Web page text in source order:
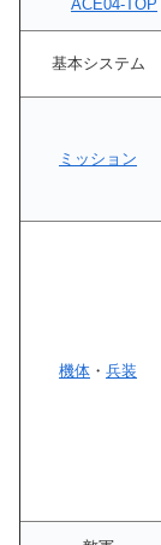
ACE04-TOP
基本システム
ミッション
機体 ・ 兵装